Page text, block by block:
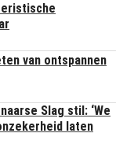
van ontspannen
Slag stil: ‘We
laten